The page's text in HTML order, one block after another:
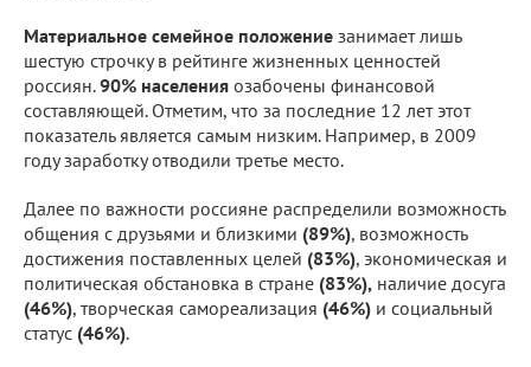
Материальное семейное положение занимает лишь
шестую строчку в рейтинге жизненных ценностей
россиян.90% населения озабочены финансовой
составляющей. Отметим, что за последние 12 лет этот
показатель является самым низким. Например, в 2009
году заработку отводили третье место.
Далее по важности россияне распределили возможность
общения с друзьями и близкими (89%), возможность
достижения поставленных целей (83%), экономическая и
политическая обстановка в стране (83%), наличие досуга
(46%), творческая самореализация (46%) и социальный
статус (46%).